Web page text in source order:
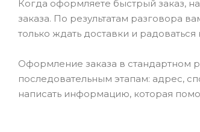
Когда оформляете быстрый заказ,
заказа. По результатам разговора
только ждать доставки и
Оформление заказа в стандартном
последовательным этапам: адрес,
написать информацию, которая